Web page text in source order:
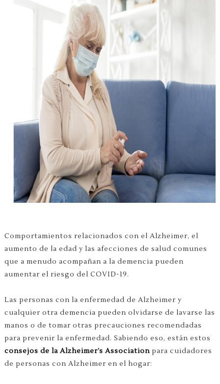
Comportamientos relacionados con el Alzheimer, el
aumento de la edad y las afecciones de salud comunes
que a menudo acompañan a la demencia pueden
aumentar el riesgo del COVID-19.
Las personas con la enfermedad de Alzheimer y
cualquier otra demencia pueden olvidarse de lavarse las
manos o de tomar otras precauciones recomendadas
para prevenir la enfermedad. Sabiendo eso, están estos
consejos de la Alzheimer’s Associationpara cuidadores
de personas con Alzheimer en el hogar: